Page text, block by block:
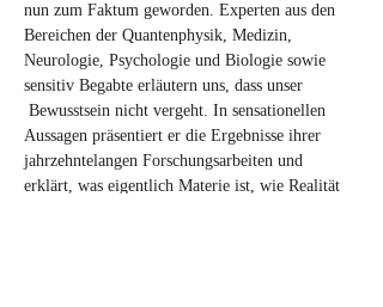
nun zum Faktum geworden. Experten aus den
Bereichen der Quantenphysik, Medizin,
Neurologie, Psychologie und Biologie sowie
sensitiv Begabte erläutern uns, dass unser
Bewusstsein nicht vergeht. In sensationellen
Aussagen präsentiert er die Ergebnisse ihrer
jahrzehntelangen Forschungsarbeiten und
erklärt, was eigentlich Materie ist, wie Realität